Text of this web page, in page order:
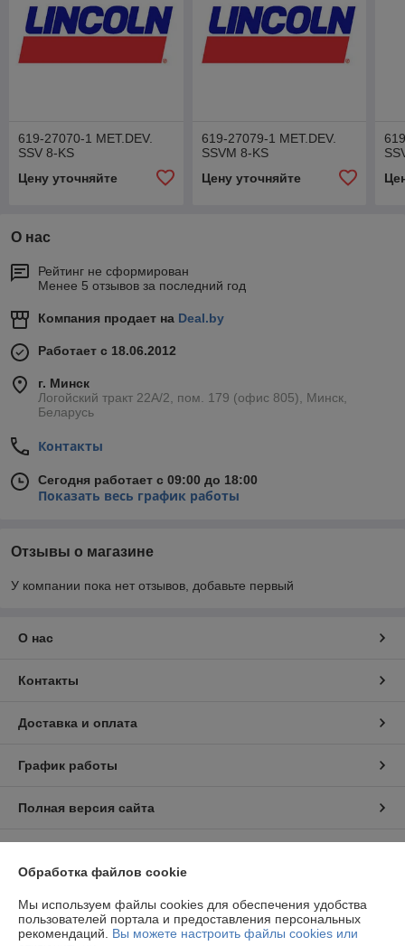
619-27070-1 MET.DEV.
SSV 8-KS
Цену уточняйте
619-27079-1 MET.DEV.
SSVM 8-KS
Цену уточняйте
О нас
Рейтинг не сформирован
Менее 5 отзывов за последний год
Компания продает на Deal.by
Работает с 18.06.2012
г. Минск
Логойский тракт 22А/2, пом. 179 (офис 805), Минск,
Беларусь
Контакты
Сегодня работает с 09:00 до 18:00
Показать весь график работы
Отзывы о магазине
У компании пока нет отзывов, добавьте первый
О нас
Контакты
Доставка и оплата
График работы
Полная версия сайта
Обработка файлов cookie
Мы используем файлы cookies для обеспечения удобства
пользователей портала и предоставления персональных
рекомендаций. Вы можете настроить файлы cookies или